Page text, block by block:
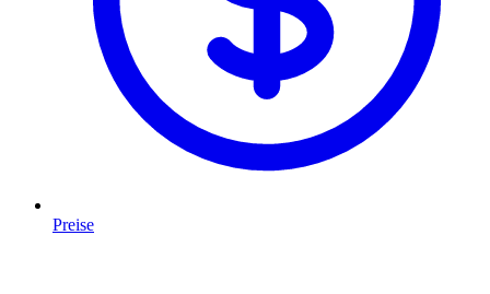
Preise